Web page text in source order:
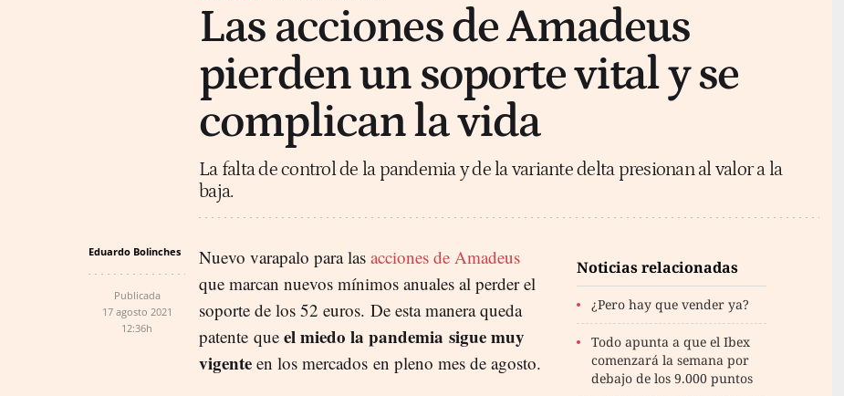
Las acciones de Amadeus
pierden un soporte vital y se
complican la vida
La falta de control de la pandemia y de la variante delta presionan al valor a la
baja.
Eduardo Bolinches
Publicada
17 agosto 2021
12:36h
Noticias relacionadas
¿Pero hay que vender ya?
Todo apunta a que el Ibex
comenzará la semana por
debajo de los 9.000 puntos
Nuevo varapalo para las acciones de Amadeus
que marcan nuevos mínimos anuales al perder el
soporte de los 52 euros. De esta manera queda
patente que el miedo la pandemia sigue muy
vigente en los mercados en pleno mes de agosto.